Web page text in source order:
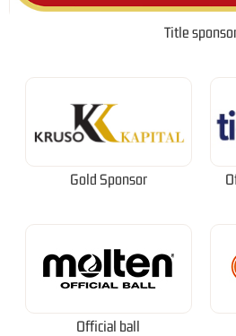
Title
Gold Sponsor
Official ball